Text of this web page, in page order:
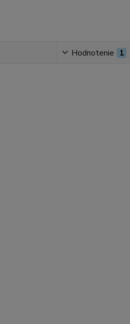
Hodnotenie 1